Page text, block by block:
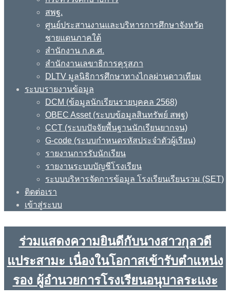
สพฐ.
ศูนย์ประสานงานและบริหารการศึกษาจังหวัด
ชายแดนภาคใต้
สำนักงาน ก.ค.ศ.
สำนักงานเลขาธิการคุรุสภา
DLTV มูลนิธิการศึกษาทางไกลผ่านดาวเทียม
ระบบรายงานข้อมูล
DCM (ข้อมูลนักเรียนรายบุคคล 2568)
OBEC Asset (ระบบข้อมูลสินทรัพย์ สพฐ)
CCT (ระบบปัจจัยพื้นฐานนักเรียนยากจน)
G-code (ระบบกำหนดรหัสประจำตัวผู้เรียน)
รายงานการรับนักเรียน
รายงานระบบบัญชีโรงเรียน
ระบบบริหารจัดการข้อมูล โรงเรียนเรียนรวม (SET)
ติดต่อเรา
เข้าสู่ระบบ
ร่วมแสดงความยินดีกับนางสาวกุลวดี
แประสามะ เนื่องในโอกาสเข้ารับตำแหน่ง
รอง ผู้อำนวยการโรงเรียนอนุบาลระแงะ